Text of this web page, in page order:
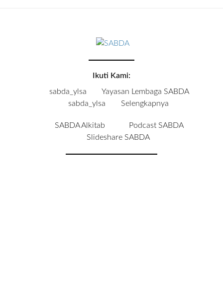
Ikuti Kami:
sabda_ylsa
Yayasan Lembaga SABDA
sabda_ylsa
Selengkapnya
SABDA Alkitab
Podcast SABDA
Slideshare SABDA